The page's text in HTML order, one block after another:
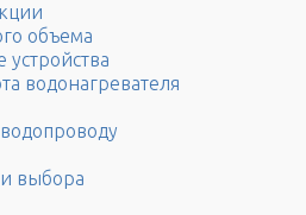
объема
устройства
водонагревателя
выбора